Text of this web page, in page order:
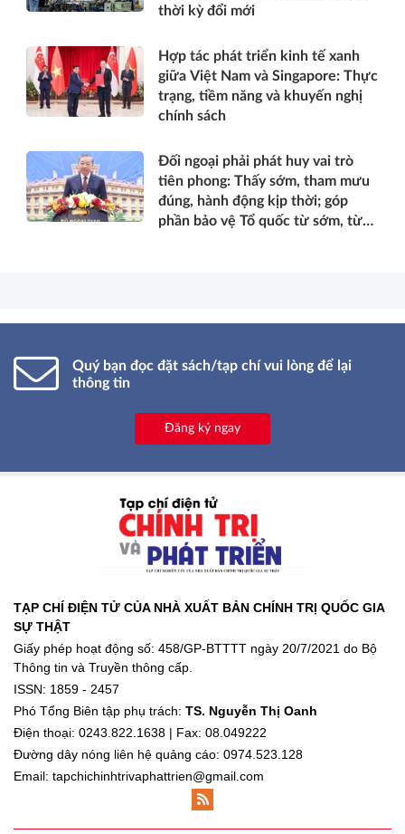
thời kỳ đổi mới
Hợp tác phát triển kinh tế xanh
giữa Việt Nam và Singapore: Thực
trạng, tiềm năng và khuyến nghị
chính sách
Đối ngoại phải phát huy vai trò
tiên phong: Thấy sớm, tham mưu
đúng, hành động kịp thời; góp
phần bảo vệ Tổ quốc từ sớm, từ
Quý bạn đọc đặt sách/tạp chí vui lòng để lại
thông tin
Đăng ký ngay
TẠP CHÍ ĐIỆN TỬ CỦA NHÀ XUẤT BẢN CHÍNH TRỊ QUỐC GIA
SỰ THẬT
Giấy phép hoạt động số: 458/GP-BTTTT ngày 20/7/2021 do Bộ
Thông tin và Truyền thông cấp.
ISSN: 1859 - 2457
Phó Tổng Biên tập phụ trách: TS. Nguyễn Thị Oanh
Điện thoại: 0243.822.1638 | Fax: 08.049222
Đường dây nóng liên hệ quảng cáo: 0974.523.128
Email: tapchichinhtrivaphattrien@gmail.com